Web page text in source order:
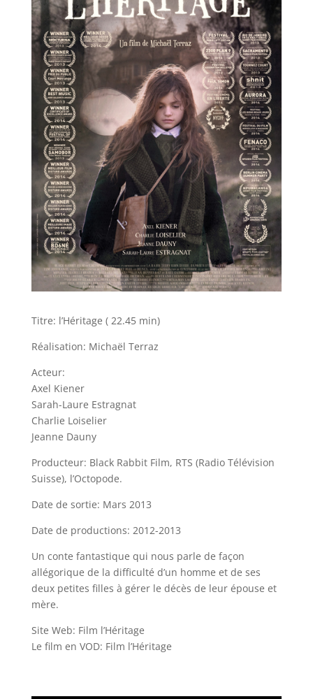
Titre: l’Héritage ( 22.45 min)
Réalisation: Michaël Terraz
Acteur:
Axel Kiener
Sarah-Laure Estragnat
Charlie Loiselier
Jeanne Dauny
Producteur: Black Rabbit Film, RTS (Radio Télévision
Suisse), l’Octopode.
Date de sortie: Mars 2013
Date de productions: 2012-2013
Un conte fantastique qui nous parle de façon
allégorique de la difficulté d’un homme et de ses
deux petites filles à gérer le décès de leur épouse et
mère.
Site Web: Film l’Héritage
Le film en VOD: Film l’Héritage